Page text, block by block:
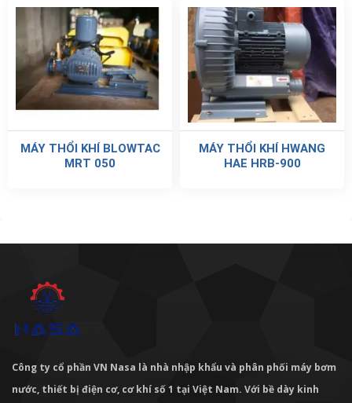
MÁY THỔI KHÍ BLOWTAC
MRT 050
MÁY THỔI KHÍ HWANG
HAE HRB-900
Công ty cổ phần VN Nasa là nhà nhập khẩu và phân phối máy bơm
nước, thiết bị điện cơ, cơ khí số 1 tại Việt Nam. Với bề dày kinh